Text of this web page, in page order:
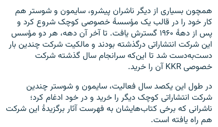
همچون بسیاری از دیگر ناشران پیشرو، سایمون و شوستر هم
کار خود را در قالب یک مؤسسهٔ خصوصی کوچک شروع کرد و
پس از دههٔ ۱۹۶۰ گسترش یافت. تا آخر آن دهه، هر دو مؤسس
این شرکت انتشاراتی درگذشته بودند و مالکیت شرکت چندین بار
دست‌به‌دست شد تا این‌که سرانجام سال گذشته شرکت
خصوصی KKR آن‌ را خرید.
در طول این یکصد سال فعالیت، سایمون و شوستر چندین
شرکت انتشاراتی کوچک دیگر را خرید و در خود ادغام کرد؛
ناشرانی که برخی کتاب‌هایشان به فهرست آثار برگزیدهٔ این شرکت
هم راه یافته‌ است.